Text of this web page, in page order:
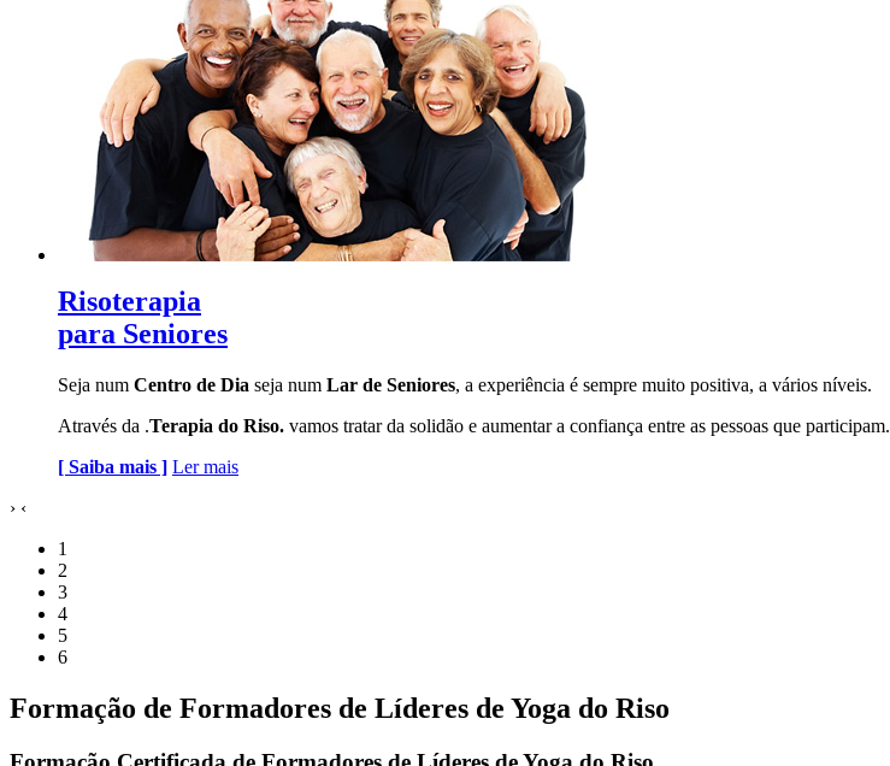
Risoterapia
para Seniores
Seja num Centro de Dia seja num Lar de Seniores, a experiência é sempre muito positiva, a vários níveis.
Através da .Terapia do Riso. vamos tratar da solidão e aumentar a confiança entre as pessoas que participam.
[ Saiba mais ] Ler mais
› ‹
1
2
3
4
5
6
Formação de Formadores de Líderes de Yoga do Riso